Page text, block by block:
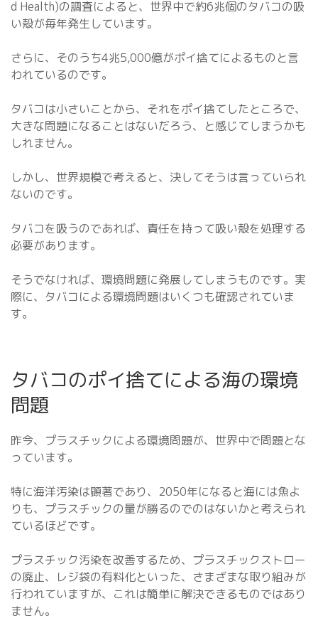
d Health)の調査によると、世界中で約6兆個のタバコの吸
い殻が毎年発生しています。
さらに、そのうち4兆5,000億がポイ捨てによるものと言
われているのです。
タバコは小さいことから、それをポイ捨てしたところで、
大きな問題になることはないだろう、と感じてしまうかも
しれません。
しかし、世界規模で考えると、決してそうは言っていられ
ないのです。
タバコを吸うのであれば、責任を持って吸い殻を処理する
必要があります。
そうでなければ、環境問題に発展してしまうものです。実
際に、タバコによる環境問題はいくつも確認されていま
す。
タバコのポイ捨てによる海の環境
問題
昨今、プラスチックによる環境問題が、世界中で問題とな
っています。
特に海洋汚染は顕著であり、2050年になると海には魚よ
りも、プラスチックの量が勝るのでのはないかと考えられ
ているほどです。
プラスチック汚染を改善するため、プラスチックストロー
の廃止、レジ袋の有料化といった、さまざまな取り組みが
行われていますが、これは簡単に解決できるものではあり
ません。